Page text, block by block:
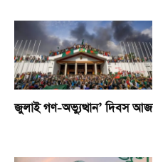
জুলাই গণ-অভ্যুত্থান’ দিবস আজ